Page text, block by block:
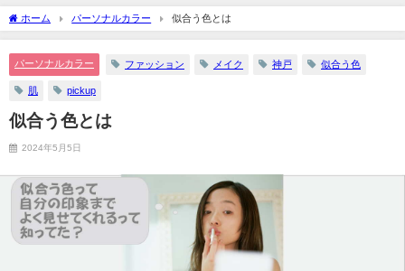
ホーム パーソナルカラー 似合う色とは
パーソナルカラー ファッション メイク 神戸 似合う色
肌 pickup
似合う色とは
2024年5月5日